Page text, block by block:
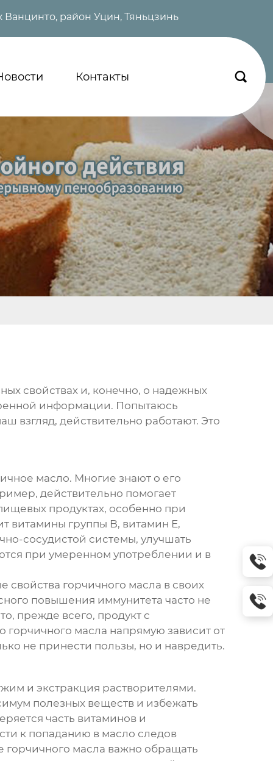
район Уцин, Тяньцзинь
Контакты 
свойствах и, конечно, о надежных
информации. Попытаюсь
взгляд, действительно работают. Это
масло. Многие знают о его
действительно помогает
продуктах, особенно при
витамины группы B, витамин E,
сосудистой системы, улучшать
при умеренном употреблении и в
свойства горчичного масла в своих
повышения иммунитета часто не
прежде всего, продукт с
горчичного масла напрямую зависит от
не принести пользы, но и навредить.
и экстракция растворителями.
полезных веществ и избежать
часть витаминов и
к попаданию в масло следов
горчичного масла важно обращать